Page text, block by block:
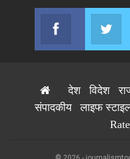
Facebook
Join us on
देश विदेश
संपादकीय
लाइफ